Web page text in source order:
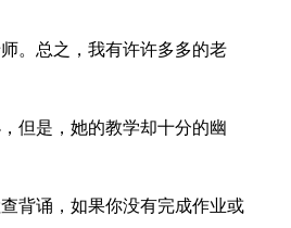
。总之，我有许许多多的老
但是，她的教学却十分的幽
背诵，如果你没有完成作业或